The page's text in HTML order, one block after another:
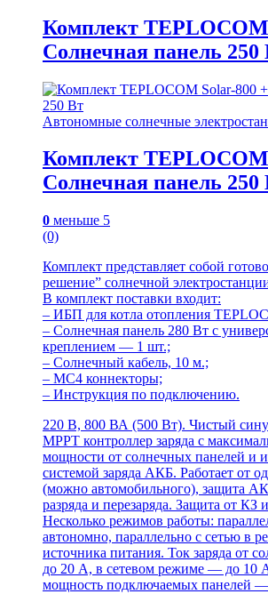
Комплект
Солнечная панель 250
Автономные солнечные
Комплект
Солнечная панель 250
0 меньше 5
(0)
Комплект представляет собой
решение” солнечной
В комплект поставки входит:
– ИБП для котла отопления
– Солнечная панель 280 Вт с
креплением — 1 шт.;
– Солнечный кабель, 10 м.;
– MC4 коннекторы;
– Инструкция по подключению.
220 В, 800 ВА (500 Вт). Чистый
MPPT контроллер заряда с
мощности от солнечных панелей и
системой заряда АКБ. Работает от
(можно автомобильного), защита
разряда и перезаряда. Защита от КЗ
Несколько режимов работы:
автономно, параллельно с сетью в
источника питания. Ток заряда от
до 20 А, в сетевом режиме — до 10
мощность подключаемых панелей